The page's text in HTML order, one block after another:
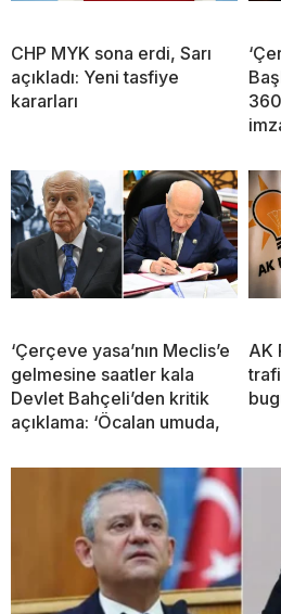
CHP MYK sona erdi, Sarı
açıkladı: Yeni tasfiye
kararları
‘Çerçeve yasa’nın Meclis’e
gelmesine saatler kala
Devlet Bahçeli’den kritik
açıklama: ‘Öcalan umuda,
AK